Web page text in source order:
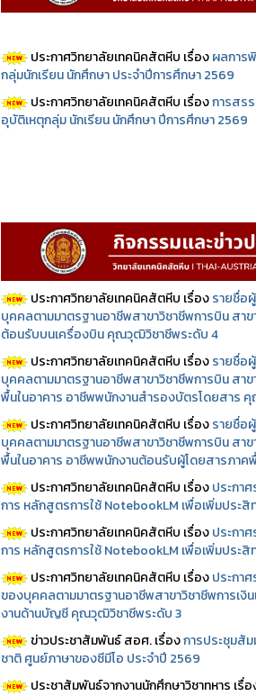
ประกาศวิทยาลัยเทคนิคสัตหีบ เรื่องผลการ
กลุ่มนักเรียน นักศึกษา ประจำปีการศึกษา 2569
ประกาศวิทยาลัยเทคนิคสัตหีบ เรื่องการสร
อุบัติเหตุกลุ่ม นักเรียน นักศึกษา ปีการศึกษา 2569
ประกาศวิทยาลัยเทคนิคสัตหีบ เรื่องรายชื่อ
บุคคลตามมาตรฐานอาชีพสาขาวิชาชีพการบิน สา
ต้อนรับบนเครื่องบิน คุณวุฒิวิชาชีพระดับ 4
ประกาศวิทยาลัยเทคนิคสัตหีบ เรื่องรายชื่อ
บุคคลตามมาตรฐานอาชีพสาขาวิชาชีพการบิน สา
พื้นในอาคาร อาชีพพนักงานสำรองบัตรโดยสาร
ประกาศวิทยาลัยเทคนิคสัตหีบ เรื่องรายชื่อ
บุคคลตามมาตรฐานอาชีพสาขาวิชาชีพการบิน สา
พื้นในอาคาร อาชีพพนักงานต้อนรับผู้โดยสารภา
ประกาศวิทยาลัยเทคนิคสัตหีบ เรื่องประกา
การ หลักสูตรการใช้ NotebookLM เพื่อเพิ่มประสิ
ประกาศวิทยาลัยเทคนิคสัตหีบ เรื่องประกา
การ หลักสูตรการใช้ NotebookLM เพื่อเพิ่มประสิ
ประกาศวิทยาลัยเทคนิคสัตหีบ เรื่องประกา
ของบุคคลตามมาตรฐานอาชีพสาขาวิชาชีพการเ
งานด้านบัญชี คุณวุฒิวิชาชีพระดับ 3
ข่าวประชาสัมพันธ์ สอศ.เรื่องการประชุมสั
ชาติ ศูนย์ภาษาของซีมีโอ ประจำปี 2569
ประชาสัมพันธ์จากงานนักศึกษาวิชาทหาร เรื่อ